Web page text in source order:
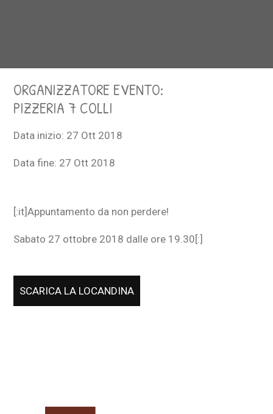
ORGANIZZATORE EVENTO:
PIZZERIA 7 COLLI
Data inizio: 27 Ott 2018
Data fine: 27 Ott 2018
[:it]Appuntamento da non perdere!
Sabato 27 ottobre 2018 dalle ore 19.30[:]
SCARICA LA LOCANDINA